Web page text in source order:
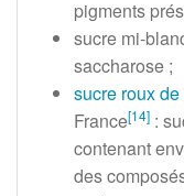
pigments
sucre mi-
saccharose ;
sucre roux
France[14] :
contenant
des